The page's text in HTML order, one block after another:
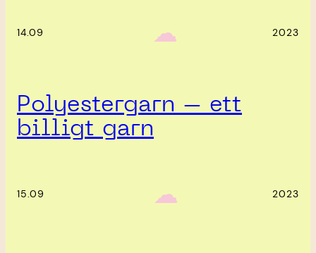
14.09 ‎ ‎‎ ☁︎‎‎ 2023
Polyestergarn – ett
billigt garn
15.09 ‎ ‎‎ ☁︎‎‎ 2023